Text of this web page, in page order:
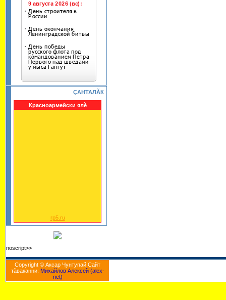
ÇАНТАЛĂК
Красноармейски ялĕ
rp5.ru
noscript>>
Copyright © Аксар Чунтупай Cайт
тăваканни: Михайлов Алексей (alex-
net)